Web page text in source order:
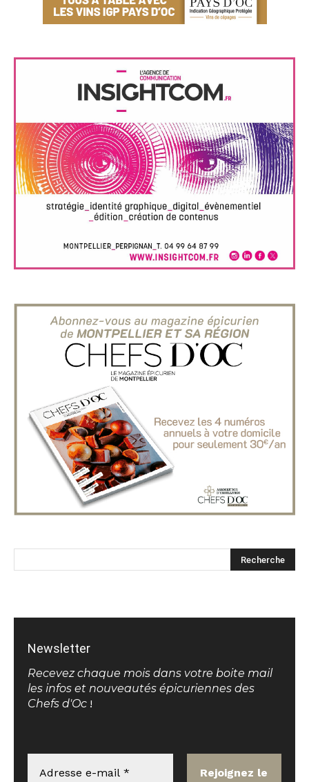
Newsletter
Recevez chaque mois dans votre boite mail
les infos et nouveautés épicuriennes des
Chefs d'Oc !